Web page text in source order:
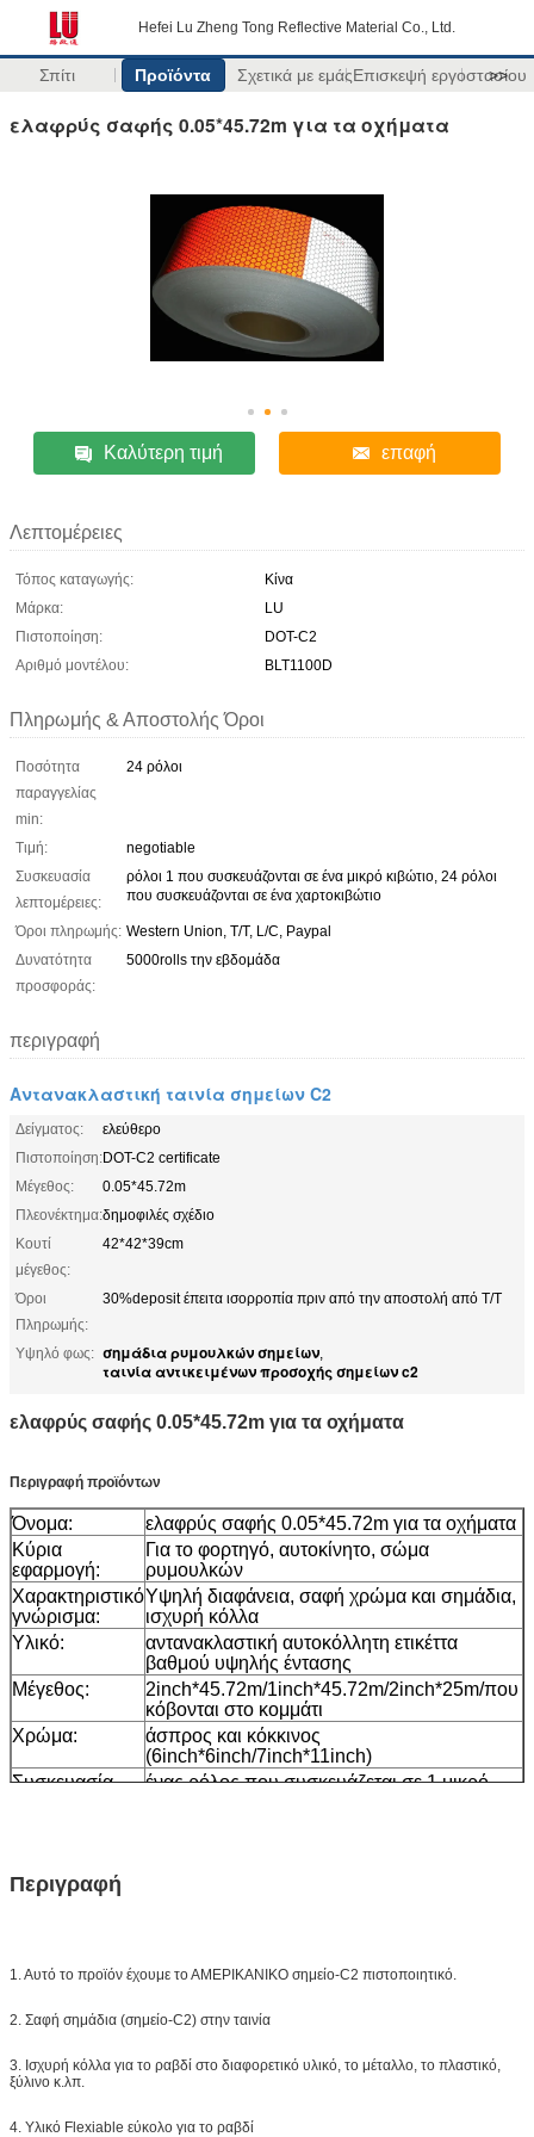
Hefei Lu Zheng Tong Reflective Material Co., Ltd.
Σπίτι Προϊόντα Σχετικά με εμάςΕπισκεψή εργοστασίου
>>
ελαφρύς σαφής 0.05*45.72m για τα οχήματα
Καλύτερη τιμή επαφή
Λεπτομέρειες
Τόπος καταγωγής:
Κίνα
Μάρκα:
LU
Πιστοποίηση:
DOT-C2
Αριθμό μοντέλου:
BLT1100D
Πληρωμής & Αποστολής Όροι
Ποσότητα
παραγγελίας
min:
24 ρόλοι
Τιμή:
negotiable
Συσκευασία
λεπτομέρειες:
ρόλοι 1 που συσκευάζονται σε ένα μικρό κιβώτιο, 24 ρόλοι
που συσκευάζονται σε ένα χαρτοκιβώτιο
Όροι πληρωμής: Western Union, T/T, L/C, Paypal
Δυνατότητα
προσφοράς:
5000rolls την εβδομάδα
περιγραφή
Αντανακλαστική ταινία σημείων C2
Δείγματος:
ελεύθερο
Πιστοποίηση:DOT-C2 certificate
Μέγεθος:
0.05*45.72m
Πλεονέκτημα:δημοφιλές σχέδιο
Κουτί
μέγεθος:
42*42*39cm
Όροι
Πληρωμής:
30%deposit έπειτα ισορροπία πριν από την αποστολή από T/T
Υψηλό φως: σημάδια ρυμουλκών σημείων,
ταινία αντικειμένων προσοχής σημείων c2
ελαφρύς σαφής 0.05*45.72m για τα οχήματα
Περιγραφή προϊόντων
Όνομα:
ελαφρύς σαφής 0.05*45.72m για τα οχήματα
Κύρια
εφαρμογή:
Για το φορτηγό, αυτοκίνητο, σώμα
ρυμουλκών
Χαρακτηριστικό
γνώρισμα:
Υψηλή διαφάνεια, σαφή χρώμα και σημάδια,
ισχυρή κόλλα
Υλικό:
αντανακλαστική αυτοκόλλητη ετικέττα
βαθμού υψηλής έντασης
Μέγεθος:
2inch*45.72m/1inch*45.72m/2inch*25m/που
κόβονται στο κομμάτι
Χρώμα:
άσπρος και κόκκινος
(6inch*6inch/7inch*11inch)
Συσκευασία
ένας ρόλος που συσκευάζεται σε 1 μικρό
Παράδοση
Περιγραφή
1. Αυτό το προϊόν έχουμε το ΑΜΕΡΙΚΑΝΙΚΟ σημείο-C2 πιστοποιητικό.
2. Σαφή σημάδια (σημείο-C2) στην ταινία
3. Ισχυρή κόλλα για το ραβδί στο διαφορετικό υλικό, το μέταλλο, το πλαστικό,
ξύλινο κ.λπ.
4. Υλικό Flexiable εύκολο για το ραβδί